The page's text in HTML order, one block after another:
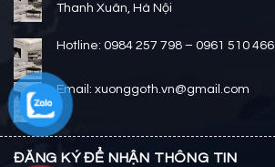
Thanh Xuân, Hà Nội
Hotline: 0984 257 798 – 0961 510 466
Email: xuonggoth.vn@gmail.com
ĐĂNG KÝ ĐỂ NHẬN THÔNG TIN